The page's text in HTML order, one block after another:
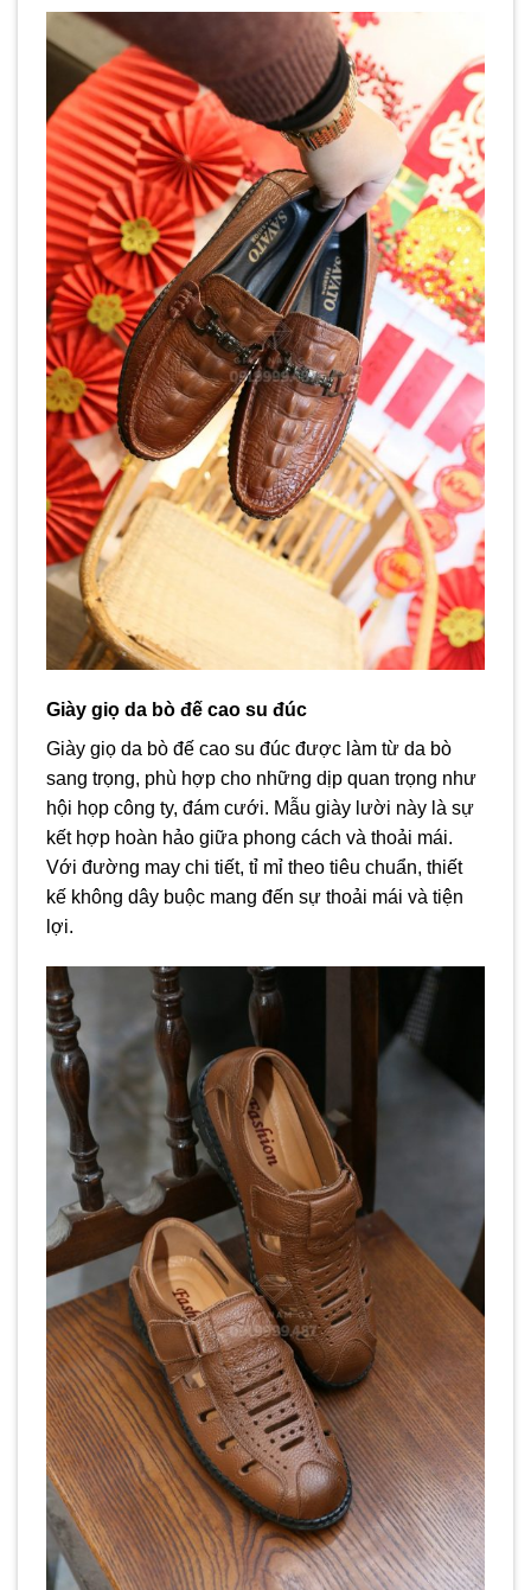
Giày giọ da bò đế cao su đúc
Giày giọ da bò đế cao su đúc được làm từ da bò
sang trọng, phù hợp cho những dịp quan trọng như
hội họp công ty, đám cưới. Mẫu giày lười này là sự
kết hợp hoàn hảo giữa phong cách và thoải mái.
Với đường may chi tiết, tỉ mỉ theo tiêu chuẩn, thiết
kế không dây buộc mang đến sự thoải mái và tiện
lợi.